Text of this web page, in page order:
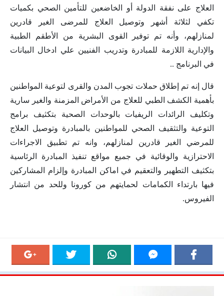
العلاج على نفقة الدولة أو الخاضعين للتأمين الصحي بكميات
تكفي لثلاثة أشهر وتوصيل العلاج للمرضى الغير قادرين
لمنازلهم، وأنه تم توفير القوى البشرية من الأطقم الطبية
والإدارية اللازمة للمبادرة وتدريب الفنيين علي ادخال البيانات
في البرنامج ..
قال إنه تم إطلاق حملات تجوب المدن والقرى لتوعية المواطنين
بأهمية الكشف الطبي للعلاج من الأمراض المزمنة والغير سارية
وتكليف الرائدات الريفيات بالوحدات الصحية بتكثيف برامج
التوعية والتثقيف الصحي للمواطنين بالمبادرة وتوصيل العلاج
للمرضي الغير قادرين لمنازلهم، وانه تم تطبيق الاجراءات
الاحترازية والوقائية في جميع مواقع تنفيذ المبادرة الرئاسية
بتكثيف التطهير والتعقيم في اماكن المبادرة وإلزام المشاركين
فيها بارتداء الكمامات لحمايتهم من كورونا وللحد من انتشار
الفيروس.